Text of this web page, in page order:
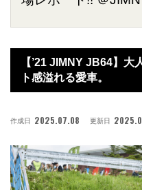
【’21 JIMNY JB64】
ト感溢れる愛車。
作成日 2025.07.08 更新日